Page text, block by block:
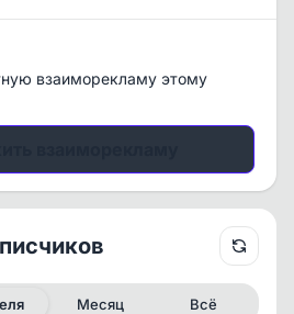
взаиморекламу этому
Месяц Всё